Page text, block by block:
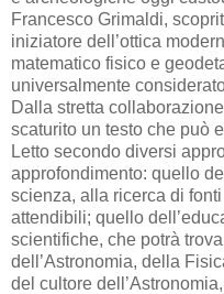
Francesco Grimaldi,
iniziatore dell’ottica
matematico fisico e
universalmente
Dalla stretta
scaturito un testo che può
Letto secondo diversi
approfondimento: quello
scienza, alla ricerca di
attendibili; quello
scientifiche, che potrà
dell’Astronomia, della
del cultore